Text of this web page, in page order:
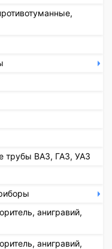
трубы ВАЗ, ГАЗ, УАЗ
анигравий,
анигравий,